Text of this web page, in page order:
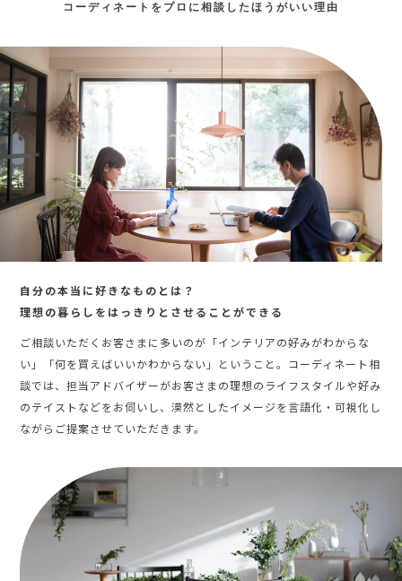
コーディネートをプロに相談したほうがいい理由
自分の本当に好きなものとは？
理想の暮らしをはっきりとさせることができる
ご相談いただくお客さまに多いのが「インテリアの好みがわからな
い」「何を買えばいいかわからない」ということ。コーディネート相
談では、担当アドバイザーがお客さまの理想のライフスタイルや好み
のテイストなどをお伺いし、漠然としたイメージを言語化・可視化し
ながらご提案させていただきます。